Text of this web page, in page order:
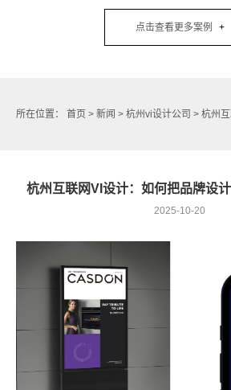
点击查看更多案例
所在位置： 首页 > 新闻 > 杭州vi设计公司 > 杭州互联网
杭州互联网VI设计：如何把品牌设
2025-10-20